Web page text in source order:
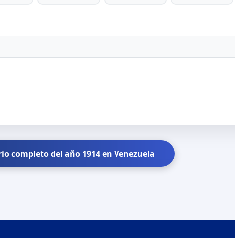
completo del año 1914 en Venezuela